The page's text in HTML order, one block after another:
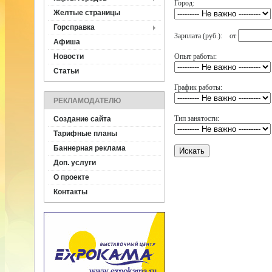
Желтые страницы
Горсправка
Афиша
Новости
Статьи
РЕКЛАМОДАТЕЛЮ
Создание сайта
Тарифные планы
Баннерная реклама
Доп. услуги
О проекте
Контакты
Город:
Зарплата (руб.): от
Опыт работы:
График работы:
Тип занятости: